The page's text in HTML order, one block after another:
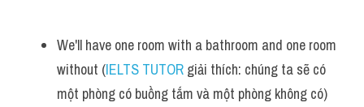
We'll have one room with a bathroom and one room
without (IELTS TUTOR giải thích: chúng ta sẽ có
một phòng có buồng tắm và một phòng không có)